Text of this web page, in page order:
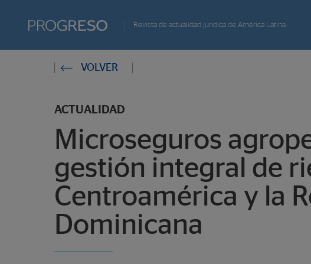
Progreso
Revista
Revista de actualidad jurídica de América Latina
EstasVOLVER
ACTUALIDAD
Microseguros
gestión integral de
Centroamérica y la
Dominicana